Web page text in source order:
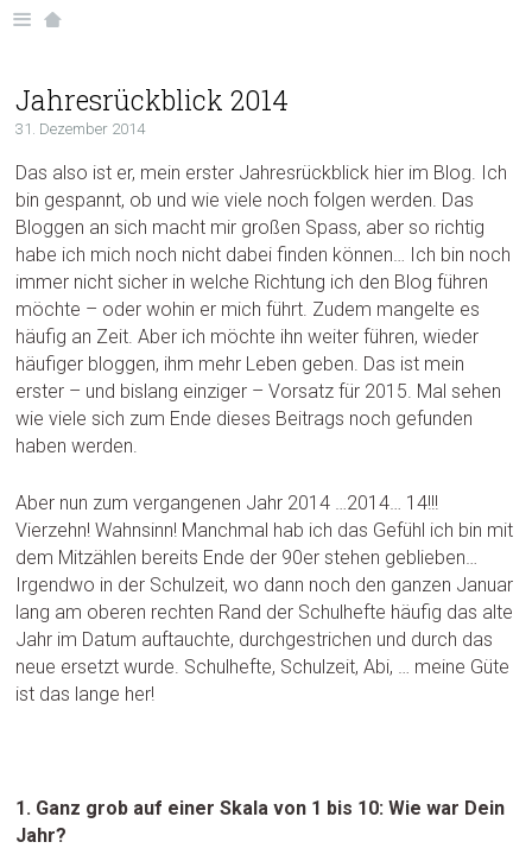
Jahresrückblick 2014
31. Dezember 2014
Das also ist er, mein erster Jahresrückblick hier im Blog. Ich
bin gespannt, ob und wie viele noch folgen werden. Das
Bloggen an sich macht mir großen Spass, aber so richtig
habe ich mich noch nicht dabei finden können… Ich bin noch
immer nicht sicher in welche Richtung ich den Blog führen
möchte – oder wohin er mich führt. Zudem mangelte es
häufig an Zeit. Aber ich möchte ihn weiter führen, wieder
häufiger bloggen, ihm mehr Leben geben. Das ist mein
erster – und bislang einziger – Vorsatz für 2015. Mal sehen
wie viele sich zum Ende dieses Beitrags noch gefunden
haben werden.
Aber nun zum vergangenen Jahr 2014 …2014… 14!!!
Vierzehn! Wahnsinn! Manchmal hab ich das Gefühl ich bin mit
dem Mitzählen bereits Ende der 90er stehen geblieben…
Irgendwo in der Schulzeit, wo dann noch den ganzen Januar
lang am oberen rechten Rand der Schulhefte häufig das alte
Jahr im Datum auftauchte, durchgestrichen und durch das
neue ersetzt wurde. Schulhefte, Schulzeit, Abi, … meine Güte
ist das lange her!
1. Ganz grob auf einer Skala von 1 bis 10: Wie war Dein
Jahr?